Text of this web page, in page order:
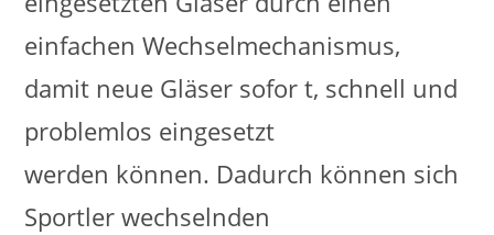
einfachen Wechselmechanismus,
damit neue Gläser sofor t, schnell und
problemlos eingesetzt
werden können. Dadurch können sich
Sportler wechselnden